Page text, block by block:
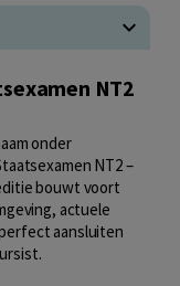
NT2
onder
NT2 –
bouwt voort
actuele
aansluiten